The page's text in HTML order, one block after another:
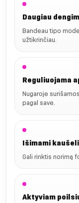
Daugiau
Bandeau tipo
užtikrinčiau.
Reguliuojama
Nugaroje
pagal save.
Išimami
Gali rinktis norimą
Aktyviam